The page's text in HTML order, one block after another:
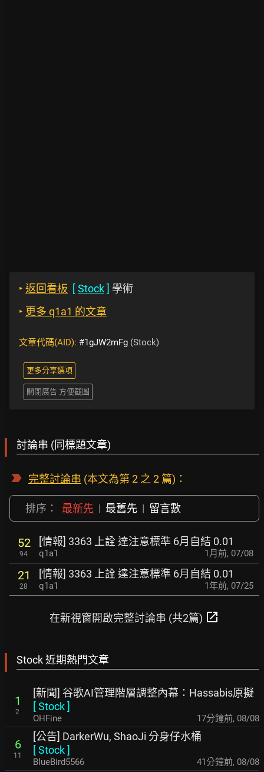
‣ 返回看板 [Stock] 學術
‣ 更多 q1a1 的文章
文章代碼(AID): #1gJW2mFg (Stock)
更多分享選項
關閉廣告 方便截圖
討論串 (同標題文章)
完整討論串 (本文為第 2 之 2 篇)：
排序： 最新先 | 最舊先 | 留言數
52
94
[情報] 3363 上詮 達注意標準 6月自結 0.01
q1a1 1月前, 07/08
21
28
[情報] 3363 上詮 達注意標準 6月自結 0.01
q1a1 1年前, 07/25
在新視窗開啟完整討論串 (共2篇) open_in_new
Stock 近期熱門文章
1
2
[新聞] 谷歌AI管理階層調整內幕：Hassabis原擬
[Stock]
OHFine 17分鐘前, 08/08
6
11
[公告] DarkerWu, ShaoJi 分身仔水桶
[Stock]
BlueBird5566 41分鐘前, 08/08